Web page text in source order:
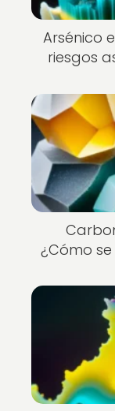
Arsénico
riesgos
¿Cómo